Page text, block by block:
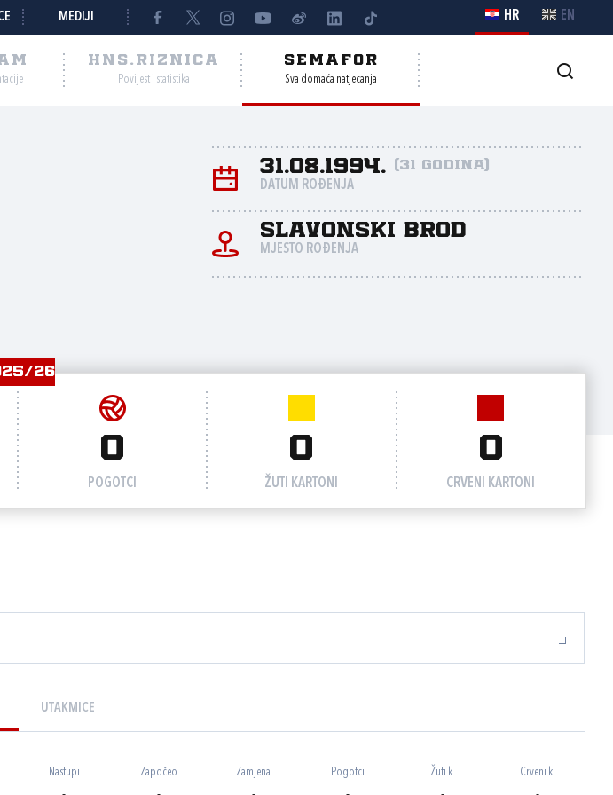
MEDIJI HR EN
HNS.RIZNICA
Povijest i statistika
SEMAFOR
Sva domaća natjecanja
31.08.1994. (31 godina)
DATUM ROĐENJA
Slavonski Brod
MJESTO ROĐENJA
26
0
POGOTCI
0
ŽUTI KARTONI
0
CRVENI KARTONI
UTAKMICE
Nastupi Započeo Zamjena Pogotci Žuti k. Crveni k.